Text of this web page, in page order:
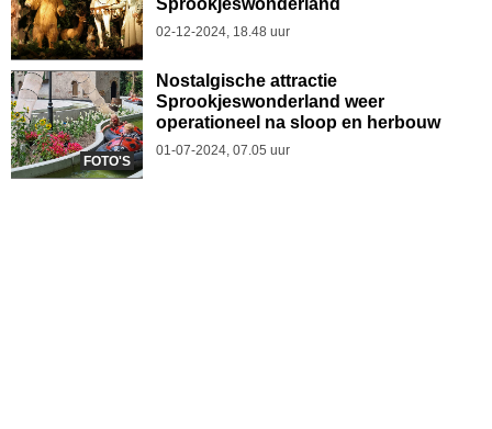
Sprookjeswonderland
02-12-2024, 18.48 uur
FOTO'S
Nostalgische attractie
Sprookjeswonderland weer
operationeel na sloop en herbouw
01-07-2024, 07.05 uur